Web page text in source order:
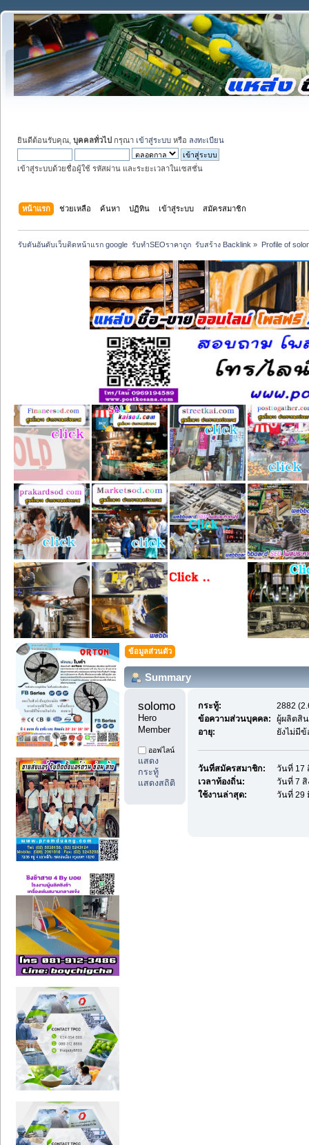
ยินดีต้อนรับคุณ, บุคคลทั่วไป กรุณา เข้าสู่ระบบ หรือ ลงทะเบียน
เข้าสู่ระบบด้วยชื่อผู้ใช้ รหัสผ่าน และระยะเวลาในเซสชั่น
หน้าแรก ช่วยเหลือ ค้นหา ปฏิทิน เข้าสู่ระบบ สมัครสมาชิก
รับดันอันดับเว็บติดหน้าแรก google  รับทำSEOราคาถูก  รับสร้าง Backlink » Profile of
ข้อมูลส่วนตัว
Summary
solomone88
Hero
Member
ออฟไลน์
แสดง
กระทู้
แสดงสถิติ
กระทู้:
2882
ข้อความส่วนบุคคล:
ผู้ผลิตสิ
อายุ:
ยังไม่มี
วันที่สมัครสมาชิก:
วันที่ 17
เวลาท้องถิ่น:
วันที่ 7 สิ
ใช้งานล่าสุด:
วันที่ 29